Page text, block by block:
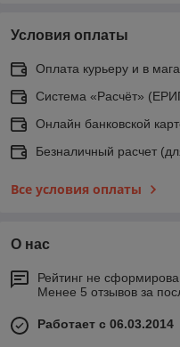
Условия оплаты
Оплата курьеру и в
Система «Расчёт»
Онлайн банковской
Безналичный расчет
Все условия оплаты
О нас
Рейтинг не
Менее 5 отзывов за
Работает с 06.03.2014